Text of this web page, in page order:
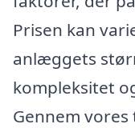
Prisen kan
anlæggets
kompleksitet
Gennem